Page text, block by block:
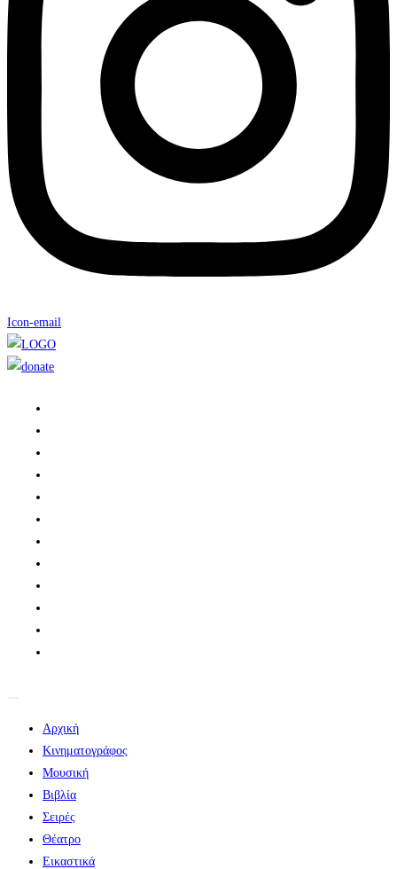
Icon-email
Αρχική
Κινηματογράφος
Μουσική
Βιβλία
Σειρές
Θέατρο
Εικαστικά